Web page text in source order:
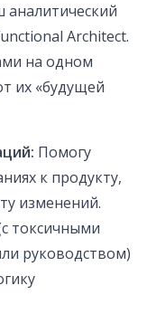
Architect.
на одном
их «будущей
Помогу
к продукту,
изменений.
токсичными
руководством)